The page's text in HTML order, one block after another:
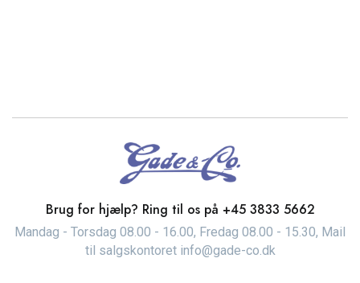
Brug for hjælp? Ring til os på +45 3833 5662
Mandag - Torsdag 08.00 - 16.00, Fredag 08.00 - 15.30, Mail
til salgskontoret info@gade-co.dk